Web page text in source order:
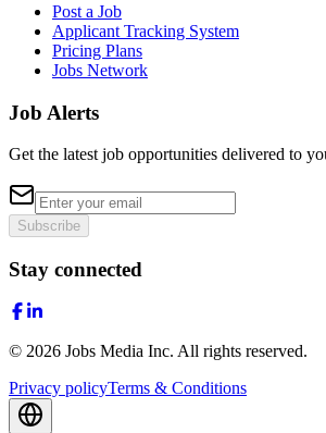
Post a Job
Applicant Tracking System
Pricing Plans
Jobs Network
Job Alerts
Get the latest job opportunities delivered to
Subscribe
Stay connected
© 2026 Jobs Media Inc. All rights reserved.
Privacy policyTerms & Conditions